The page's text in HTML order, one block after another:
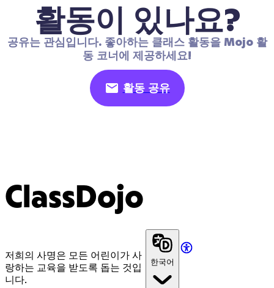
활동이 있나요?
공유는 관심입니다. 좋아하는 클래스 활동을 Mojo 활
동 코너에 제공하세요!
활동 공유
ClassDojo
저희의 사명은 모든 어린이가 사
랑하는 교육을 받도록 돕는 것입
니다.
한국어